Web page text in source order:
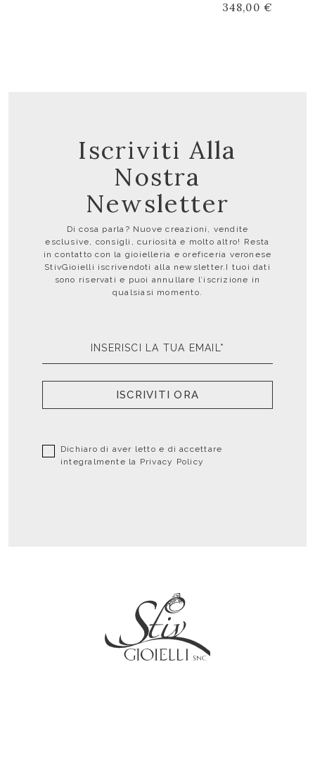
348,00 €
Iscriviti Alla
Nostra
Newsletter
Di cosa parla? Nuove creazioni, vendite
esclusive, consigli, curiosità e molto altro! Resta
in contatto con la gioielleria e oreficeria veronese
StivGioielli iscrivendoti alla newsletter.I tuoi dati
sono riservati e puoi annullare l’iscrizione in
qualsiasi momento.
ISCRIVITI ORA
Dichiaro di aver letto e di accettare
integralmente la Privacy Policy